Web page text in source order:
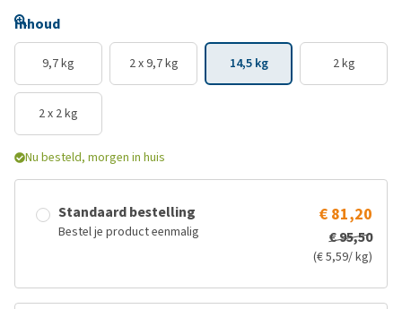
Inhoud
9,7 kg 2 x 9,7 kg 14,5 kg 2 kg
2 x 2 kg
Nu besteld, morgen in huis
Standaard bestelling
Bestel je product eenmalig
€ 81,20
€ 95,50
(€ 5,59/ kg)